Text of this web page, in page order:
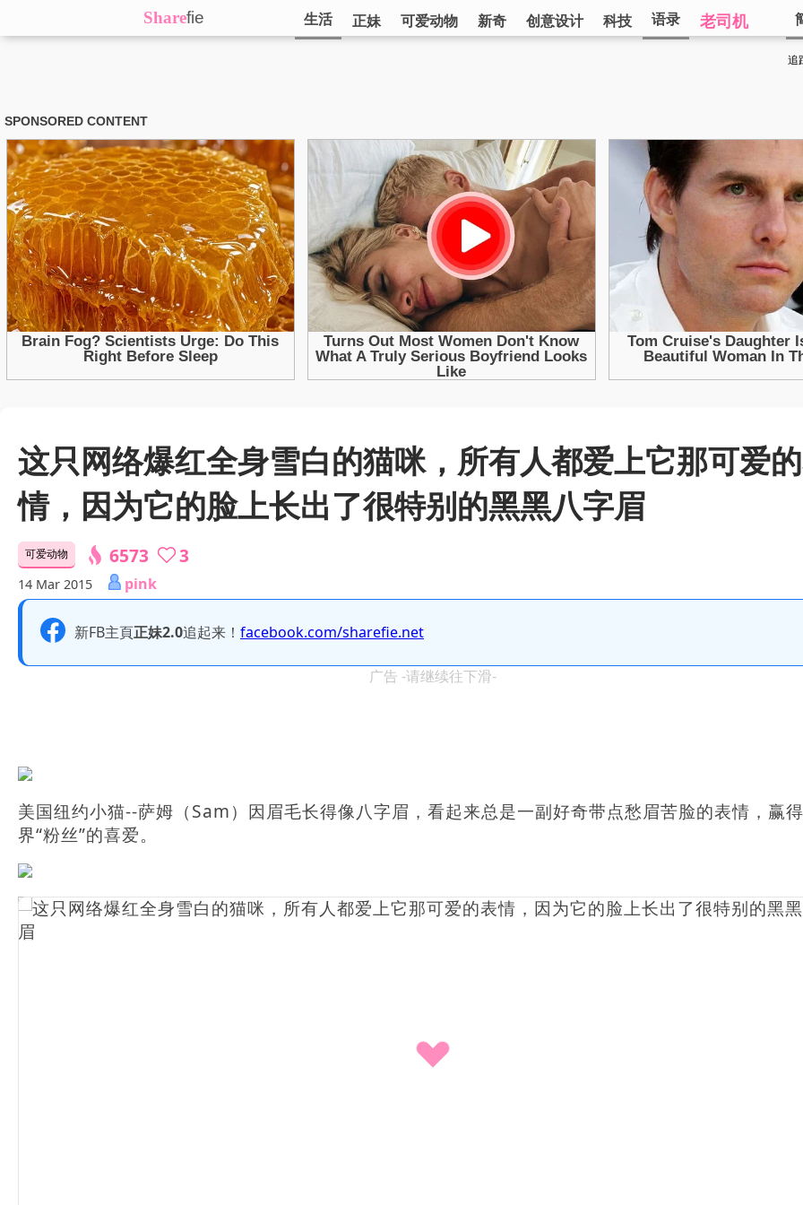
Sharefie 生活 正妹 可爱动物 新奇 创意设计 科技 语录 老司机
追
这只网络爆红全身雪白的猫咪，所有人都爱上它那可爱
情，因为它的脸上长出了很特别的黑黑八字眉
可爱动物 6573 3
14 Mar 2015 pink
新FB主頁正妹2.0追起来！ facebook.com/sharefie.net
广告 -请继续往下滑-
美国纽约小猫--萨姆（Sam）因眉毛长得像八字眉，看起来总是一副好奇带点愁眉苦脸的表情，赢
界“粉丝”的喜爱。